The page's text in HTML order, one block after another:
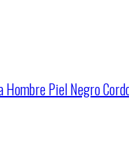
Hombre Piel Negro